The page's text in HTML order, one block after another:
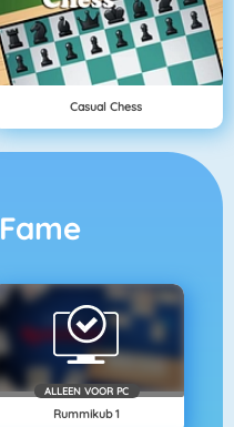
Casual Chess
Fame
ALLEEN VOOR PC
Rummikub 1